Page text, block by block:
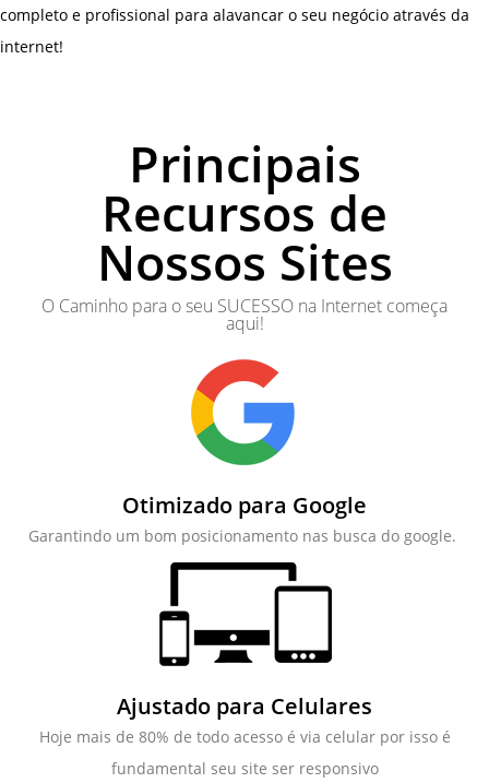
completo e profissional para alavancar o seu negócio através da
internet!
Principais
Recursos de
Nossos Sites
O Caminho para o seu SUCESSO na Internet começa
aqui!
Otimizado para Google
Garantindo um bom posicionamento nas busca do google.
Ajustado para Celulares
Hoje mais de 80% de todo acesso é via celular por isso é
fundamental seu site ser responsivo